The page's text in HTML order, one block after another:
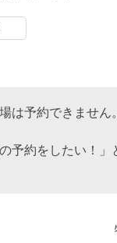
は予約できません。
の予約をしたい！